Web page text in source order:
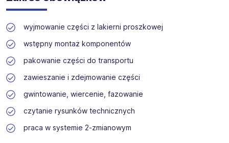
Oferujemy szeroki wybór stanowisk w branżach
technicznych, produkcyjnych i budowlanych. Nasz zespół
zapewnia wsparcie na każdym etapie rekrutacji.
osób, niezależnie od ich tożsamości płciowej, w tym
użytych oznaczeń jest przypadkowa, nie stanowi
kandydatów ani na przebieg i wynik procesu
rekrutacyjnego. Proces rekrutacji prowadzony jest z
niedyskryminacji.
wyjmowanie części z lakierni proszkowej
wstępny montaż komponentów
pakowanie części do transportu
zawieszanie i zdejmowanie części
gwintowanie, wiercenie, fazowanie
czytanie rysunków technicznych
praca w systemie 2-zmianowym